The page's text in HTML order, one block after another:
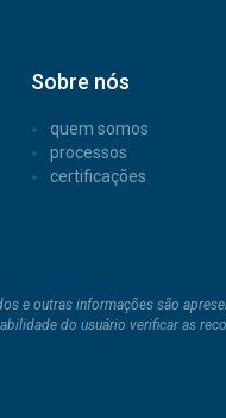
Sobre nós
quem somos
processos
certificações
e outras informações são
do usuário verificar as